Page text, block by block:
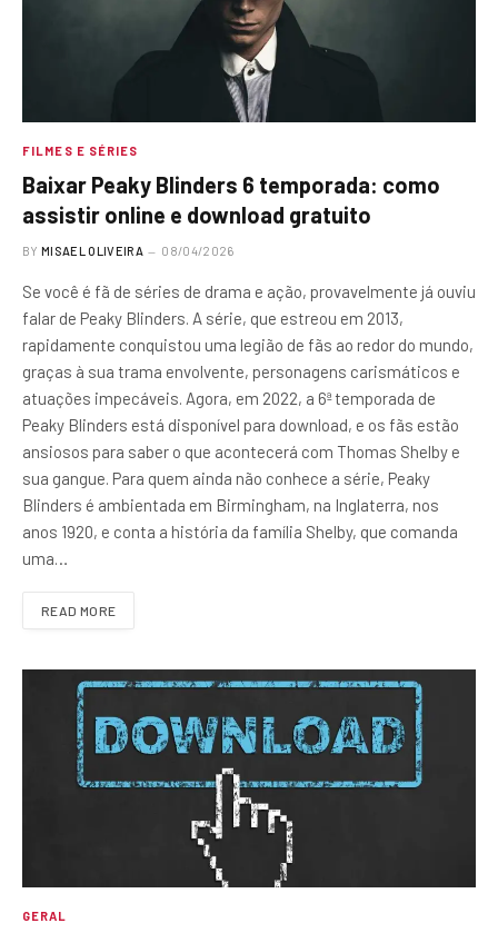
FILMES E SÉRIES
Baixar Peaky Blinders 6 temporada: como
assistir online e download gratuito
BY MISAEL OLIVEIRA 08/04/2026
Se você é fã de séries de drama e ação, provavelmente já ouviu
falar de Peaky Blinders. A série, que estreou em 2013,
rapidamente conquistou uma legião de fãs ao redor do mundo,
graças à sua trama envolvente, personagens carismáticos e
atuações impecáveis. Agora, em 2022, a 6ª temporada de
Peaky Blinders está disponível para download, e os fãs estão
ansiosos para saber o que acontecerá com Thomas Shelby e
sua gangue. Para quem ainda não conhece a série, Peaky
Blinders é ambientada em Birmingham, na Inglaterra, nos
anos 1920, e conta a história da família Shelby, que comanda
uma…
READ MORE
GERAL